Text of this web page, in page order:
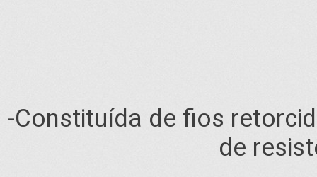
-Constituída de fios
de